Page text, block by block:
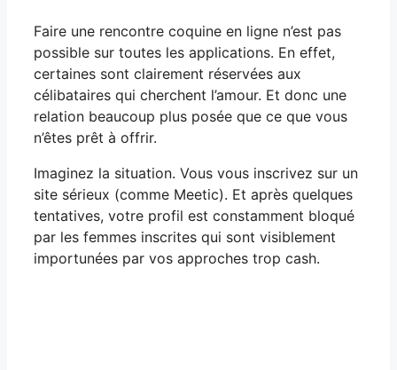
Faire une rencontre coquine en ligne n’est pas
possible sur toutes les applications. En effet,
certaines sont clairement réservées aux
célibataires qui cherchent l’amour. Et donc une
relation beaucoup plus posée que ce que vous
n’êtes prêt à offrir.
Imaginez la situation. Vous vous inscrivez sur un
site sérieux (comme Meetic). Et après quelques
tentatives, votre profil est constamment bloqué
par les femmes inscrites qui sont visiblement
importunées par vos approches trop cash.